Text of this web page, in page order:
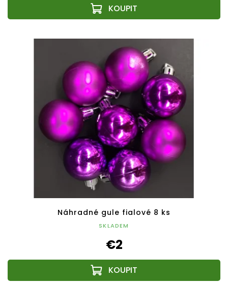
Náhradné gule fialové 8 ks
SKLADEM
€2